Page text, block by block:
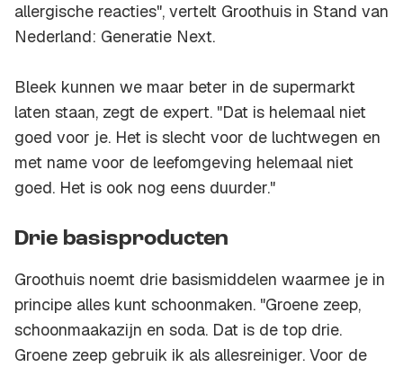
allergische reacties", vertelt Groothuis in Stand van
Nederland: Generatie Next.
Bleek kunnen we maar beter in de supermarkt
laten staan, zegt de expert. "Dat is helemaal niet
goed voor je. Het is slecht voor de luchtwegen en
met name voor de leefomgeving helemaal niet
goed. Het is ook nog eens duurder."
Drie basisproducten
Groothuis noemt drie basismiddelen waarmee je in
principe alles kunt schoonmaken. "Groene zeep,
schoonmaakazijn en soda. Dat is de top drie.
Groene zeep gebruik ik als allesreiniger. Voor de